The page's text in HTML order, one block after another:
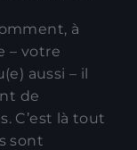
à
– votre
aussi – il
de
C’est là tout
sont